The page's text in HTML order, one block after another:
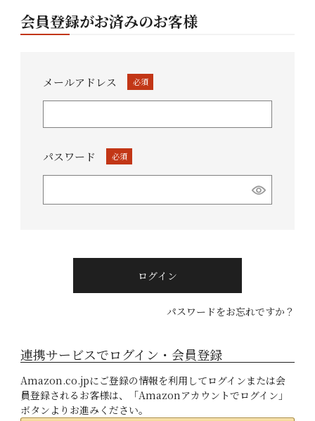
会員登録がお済みのお客様
メールアドレス
(必
パスワード
(必
ログイン
パスワードをお忘れですか？
連携サービスでログイン・会員登録
Amazon.co.jpにご登録の情報を利用してログインまたは会
員登録されるお客様は、「Amazonアカウントでログイン」
ボタンよりお進みください。